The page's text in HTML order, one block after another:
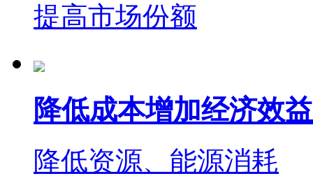
提高市场份额
降低成本增加经济效益
降低资源、能源消耗